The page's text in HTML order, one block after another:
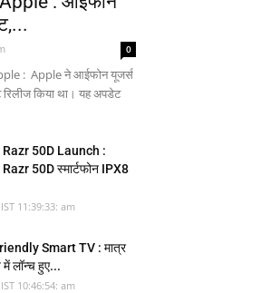
0
: Apple ने आईफोन यूजर्स
किया था। यह अपडेट
50D Launch :
50D स्मार्टफोन IPX8
11:39:33: am
Smart TV : मात्र
लॉन्च हुए...
10:46:54: am